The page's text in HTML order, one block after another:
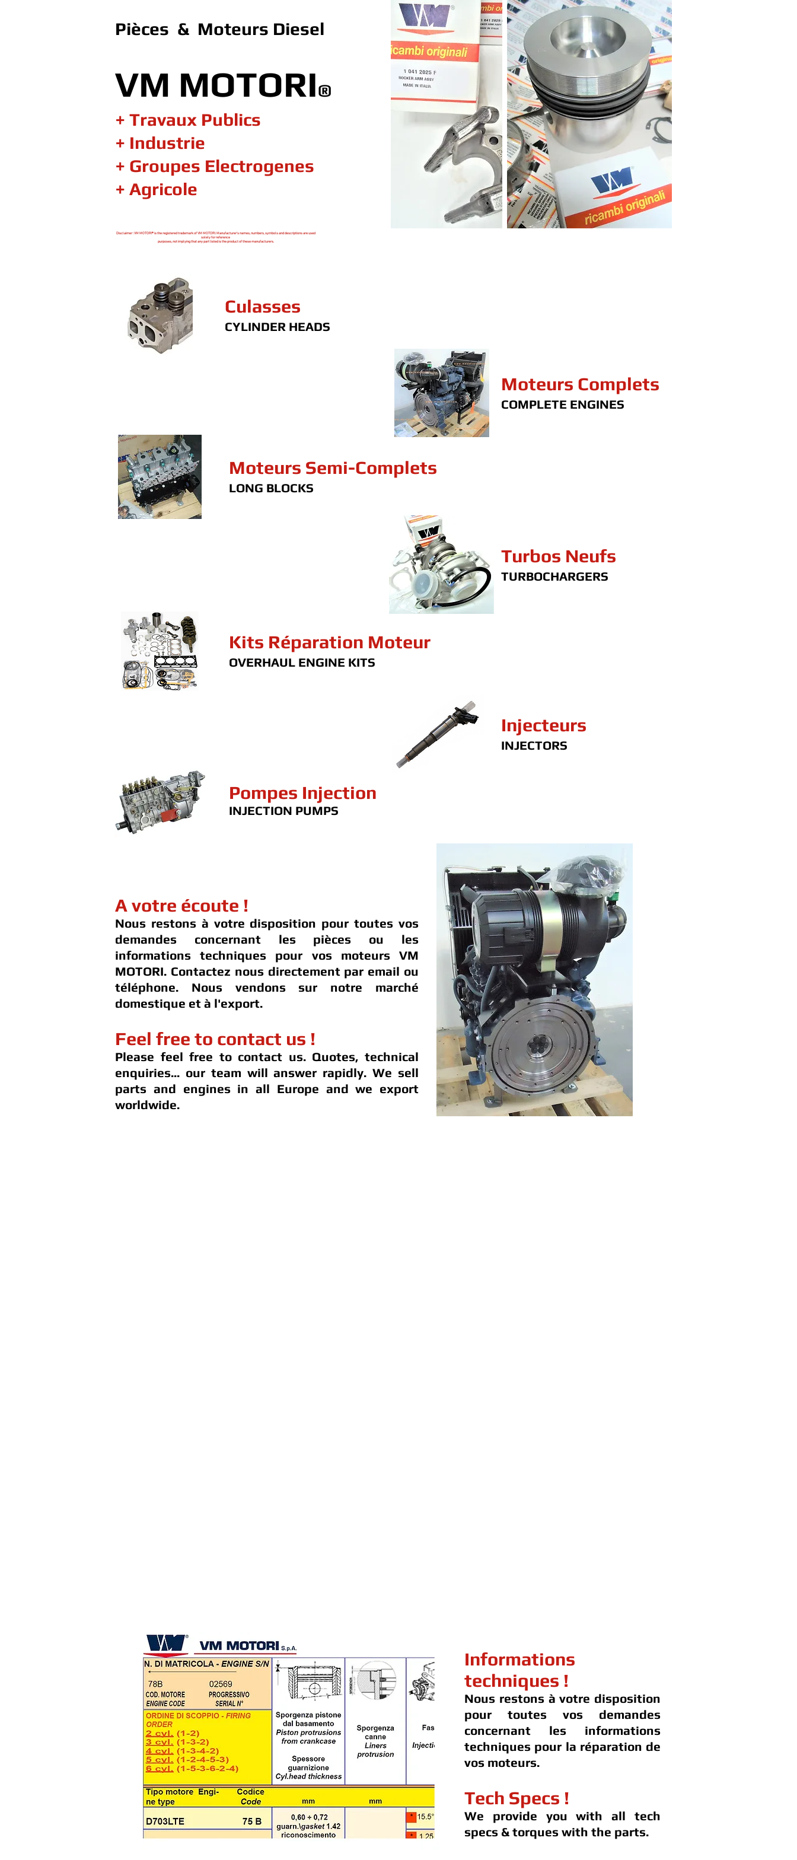
Pièces & Moteurs Diesel
VM MOTORI®
+ Travaux Publics
+ Industrie
+ Groupes Electrogenes
+ Agricole
Disclaimer : VM MOTORI® is the registered trademark of VM MOTORI. Manufacturer's names, numbers, symbols and descriptions are used
solely for reference
purposes, not implying that any part listed is the product of these manufacturers.
Culasses
CYLINDER HEADS
Moteurs Complets
COMPLETE ENGINES
Moteurs Semi-Complets
LONG BLOCKS
Turbos Neufs
TURBOCHARGERS
Kits Réparation Moteur
OVERHAUL ENGINE KITS
Pompes Injection
INJECTION PUMPS
Injecteurs
INJECTORS
A votre écoute !
Nous restons à votre disposition pour toutes vos
demandes concernant les pièces ou les
informations techniques pour vos moteurs VM
MOTORI. Contactez nous directement par email ou
téléphone. Nous vendons sur notre marché
domestique et à l'export.
Feel free to contact us !
Please feel free to contact us. Quotes, technical
enquiries... our team will answer rapidly. We sell
parts and engines in all Europe and we export
worldwide.
Informations
techniques !
Nous restons à votre disposition
pour toutes vos demandes
concernant les informations
techniques pour la réparation de
vos moteurs.
Tech Specs !
We provide you with all tech
specs & torques with the parts.